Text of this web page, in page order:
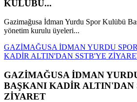
KULÜBÜ...
Gazimağusa İdman Yurdu Spor Kulübü
yönetim kurulu üyeleri...
GAZİMAĞUSA İDMAN YURDU
KADİR ALTIN'DAN SSTB'YE
GAZİMAĞUSA İDMAN
BAŞKANI KADİR ALTIN'DAN
ZİYARET